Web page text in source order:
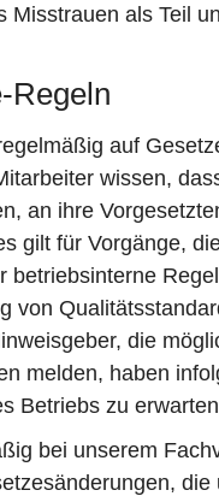
Misstrauen als Teil
Regeln
auf
wissen,
an ihre
gilt für Vorgänge,
betriebsinterne
von
die
melden, haben
Betriebs zu
bei unserem